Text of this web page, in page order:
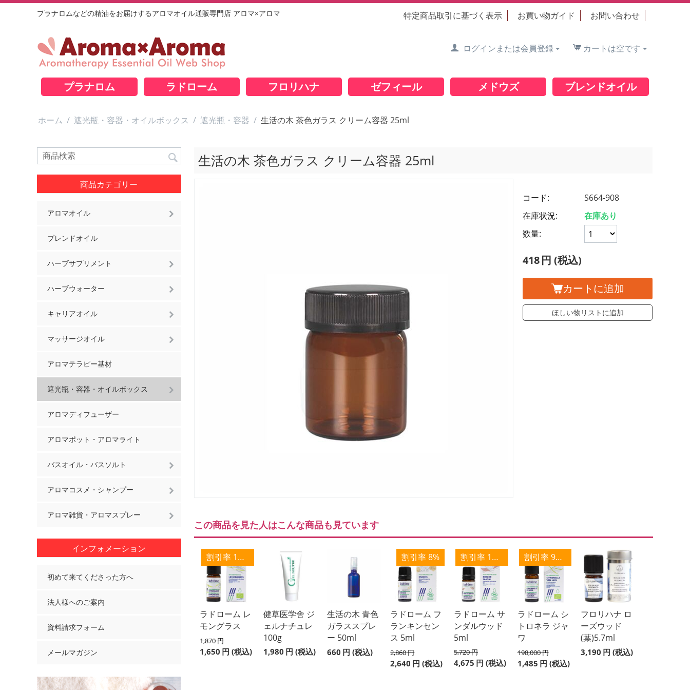
プラナロムなどの精油をお届けするアロマオイル通販専門店 アロマ×アロマ 特定商品取引に基づく表示 お買い物ガイド お問い合わせ
カートは空です
ログインまたは会員登録
プラナロム ラドローム フロリハナ ゼフィール メドウズ ブレンドオイル
ホーム / 遮光瓶・容器・オイルボックス / 遮光瓶・容器 / 生活の木 茶色ガラス クリーム容器 25ml
商品カテゴリー
アロマオイル
ブレンドオイル
ハーブサプリメント
ハーブウォーター
キャリアオイル
マッサージオイル
アロマテラピー基材
遮光瓶・容器・オイルボックス
アロマディフューザー
アロマポット・アロマライト
バスオイル・バスソルト
アロマコスメ・シャンプー
アロマ雑貨・アロマスプレー
インフォメーション
初めて来てくださった方へ
法人様へのご案内
資料請求フォーム
メールマガジン
生活の木 茶色ガラス クリーム容器 25ml
コード:
S664-908
在庫状況:
在庫あり
数量:
418円 (税込)
カートに追加
ほしい物リストに追加
この商品を見た人はこんな商品も見ています
割引率 12%
ラドローム レ
モングラス
1,870円
1,650 円 (税込)
健草医学舎 ジ
ェルナチュレ
100g
1,980 円 (税込)
生活の木 青色
ガラススプレ
ー 50ml
660 円 (税込)
割引率 8%
ラドローム フ
ランキンセン
ス 5ml
2,860円
2,640 円 (税込)
割引率 18%
ラドローム サ
ンダルウッド
5ml
5,720円
4,675 円 (税込)
割引率 99%
ラドローム シ
トロネラ ジャ
ワ
198,000円
1,485 円 (税込)
フロリハナ ロ
ーズウッド
(葉)5.7ml
3,190 円 (税込)